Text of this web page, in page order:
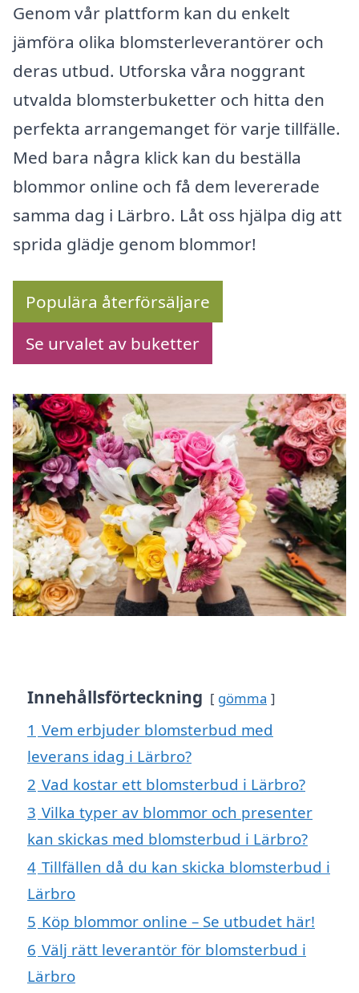
Genom vår plattform kan du enkelt
jämföra olika blomsterleverantörer och
deras utbud. Utforska våra noggrant
utvalda blomsterbuketter och hitta den
perfekta arrangemanget för varje tillfälle.
Med bara några klick kan du beställa
blommor online och få dem levererade
samma dag i Lärbro. Låt oss hjälpa dig att
sprida glädje genom blommor!
Populära återförsäljare
Se urvalet av buketter
Innehållsförteckning gömma
1 Vem erbjuder blomsterbud med
leverans idag i Lärbro?
2 Vad kostar ett blomsterbud i Lärbro?
3 Vilka typer av blommor och presenter
kan skickas med blomsterbud i Lärbro?
4 Tillfällen då du kan skicka blomsterbud i
Lärbro
5 Köp blommor online – Se utbudet här!
6 Välj rätt leverantör för blomsterbud i
Lärbro